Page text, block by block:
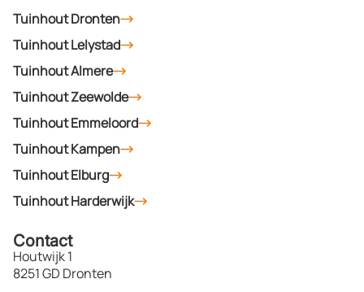
Tuinhout Dronten
Tuinhout Lelystad
Tuinhout Almere
Tuinhout Zeewolde
Tuinhout Emmeloord
Tuinhout Kampen
Tuinhout Elburg
Tuinhout Harderwijk
Contact
Houtwijk 1
8251 GD Dronten